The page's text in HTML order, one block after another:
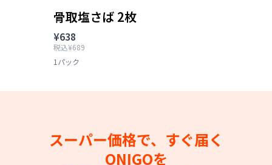
骨取塩さば 2枚
¥638
税込¥689
1パック
スーパー価格で、すぐ届く
ONIGOを